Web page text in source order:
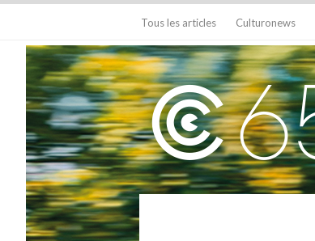
Tous les articles Culturonews